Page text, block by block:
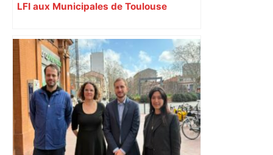
LFI aux Municipales de Toulouse